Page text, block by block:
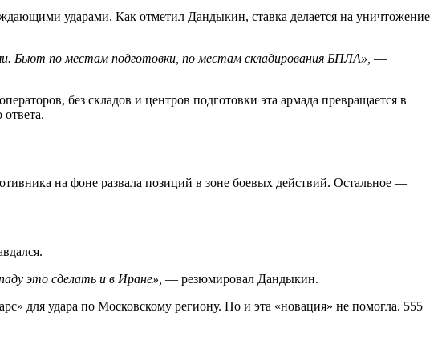
ударами. Как отметил Дандыкин, ставка делается на уничтожение
Бьют по местам подготовки, по местам складирования БПЛА», —
без складов и центров подготовки эта армада превращается в
на фоне развала позиций в зоне боевых действий. Остальное —
это сделать и в Иране», — резюмировал Дандыкин.
для удара по Московскому региону. Но и эта «новация» не помогла. 555